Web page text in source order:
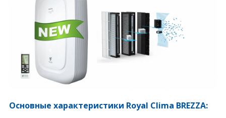
Основные характеристики Royal Clima BREZZA: